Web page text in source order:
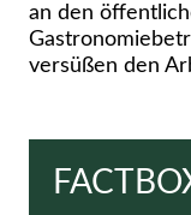
an den
versüßen den